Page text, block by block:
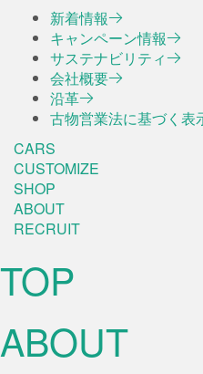
新着情報
キャンペーン情報
サステナビリティ
会社概要
沿革
古物営業法に基づく表
CARS
CUSTOMIZE
SHOP
ABOUT
RECRUIT
TOP
ABOUT